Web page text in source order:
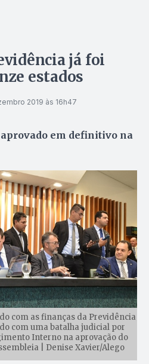
já foi
estados
2019 às 16h47
em definitivo na
com as finanças da Previdência
com uma batalha judicial por
Interno na aprovação do
| Denise Xavier/Alego